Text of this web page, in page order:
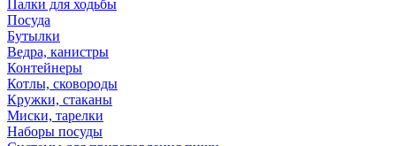
Палки для ходьбы
Посуда
Бутылки
Ведра, канистры
Контейнеры
Котлы, сковороды
Кружки, стаканы
Миски, тарелки
Наборы посуды